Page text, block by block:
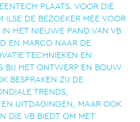
PLAATS. VOOR DIE
ILSE DE BEZOEKER MEE VOOR
HET NIEUWE PAND VAN VB
EN MARCO NAAR DE
TECHNIEKEN EN
BIJ HET ONTWERP EN BOUW
BESPRAKEN ZIJ DE
TRENDS,
UITDAGINGEN, MAAR OOK
DIE VB BIEDT OM MET